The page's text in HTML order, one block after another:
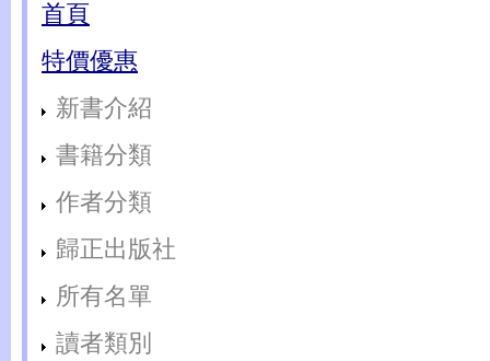
首頁
特價優惠
新書介紹
書籍分類
作者分類
歸正出版社
所有名單
讀者類別